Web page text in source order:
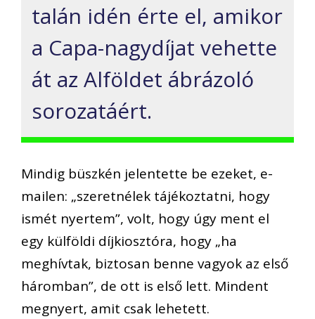
talán idén érte el, amikor
a Capa-nagydíjat vehette
át az Alföldet ábrázoló
sorozatáért.
Mindig büszkén jelentette be ezeket, e-
mailen: „szeretnélek tájékoztatni, hogy
ismét nyertem”, volt, hogy úgy ment el
egy külföldi díjkiosztóra, hogy „ha
meghívtak, biztosan benne vagyok az első
háromban”, de ott is első lett. Mindent
megnyert, amit csak lehetett.